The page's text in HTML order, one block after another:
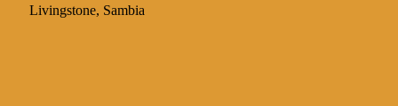
Livingstone, Sambia